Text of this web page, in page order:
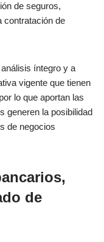
de seguros,
contratación de
íntegro y a
vigente que tienen
lo que aportan las
generen la posibilidad
de negocios
de